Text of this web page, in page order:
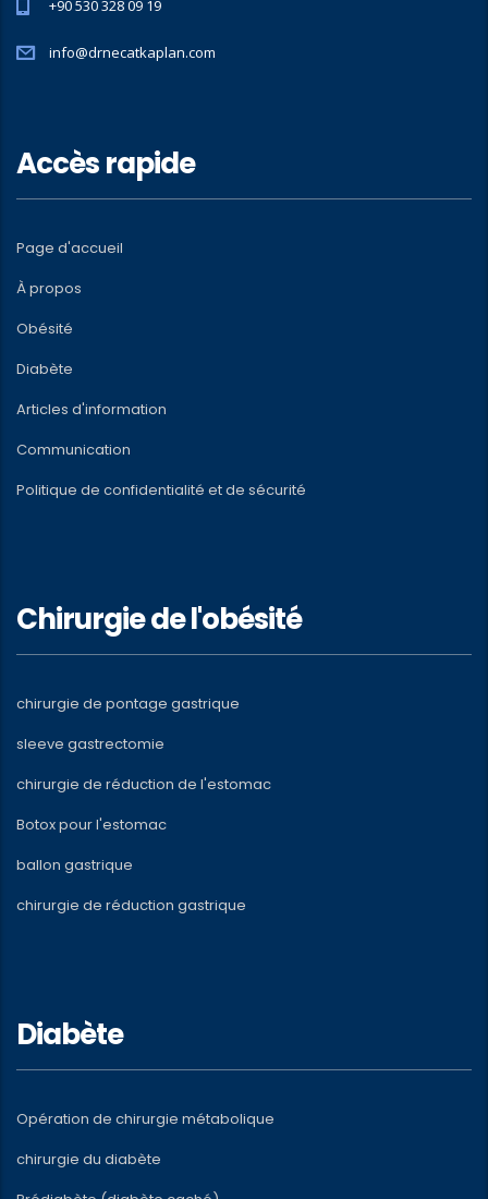
+90 530 328 09 19
info@drnecatkaplan.com
Accès rapide
Page d'accueil
À propos
Obésité
Diabète
Articles d'information
Communication
Politique de confidentialité et de sécurité
Chirurgie de l'obésité
chirurgie de pontage gastrique
sleeve gastrectomie
chirurgie de réduction de l'estomac
Botox pour l'estomac
ballon gastrique
chirurgie de réduction gastrique
Diabète
Opération de chirurgie métabolique
chirurgie du diabète